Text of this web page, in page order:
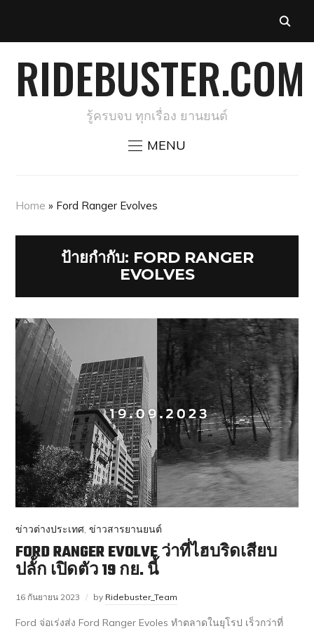
RIDEBUSTER.COM
รู้ครบจบ ทุกเรื่อง ยานยนต์
MENU
Home » Ford Ranger Evolves
ป้ายกำกับ: FORD RANGER
EVOLVES
ข่าวต่างประเทศ,ข่าวสารยานยนต์
FORD RANGER EVOLVE ว่าที่ไฮบริดเสียบ
ปลั้ก เปิดตัว 19 กย. นี้
16 กันยายน 2023 by Ridebuster_Team
Ford จ่อเร่งส่ง Ford Ranger Evoles ทำตลาดในยุโรป เร็วกว่าที่